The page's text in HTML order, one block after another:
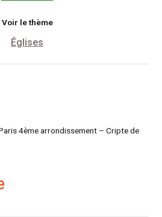
Voir le thème
Églises
4ème arrondissement – Cripte de